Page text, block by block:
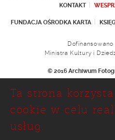
KONTAKT
FUNDACJA OŚRODKA KARTA
Ministra Kultury i
© 2016 Archiwum
Ul.
02-536
tel.: (+48 22)
Ta strona
cookie w celu
usług.